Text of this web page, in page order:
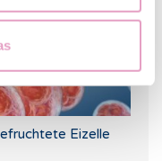
Eizelle